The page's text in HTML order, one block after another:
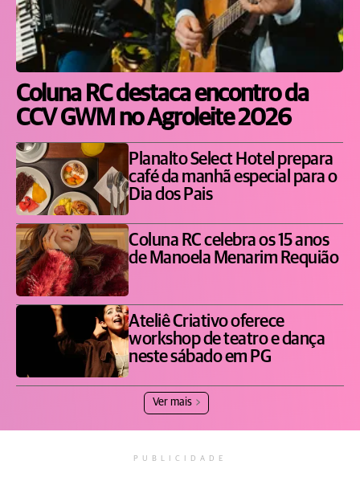
Coluna RC destaca encontro da
CCV GWM no Agroleite 2026
Planalto Select Hotel prepara
café da manhã especial para o
Dia dos Pais
Coluna RC celebra os 15 anos
de Manoela Menarim Requião
Ateliê Criativo oferece
workshop de teatro e dança
neste sábado em PG
Ver mais
PUBLICIDADE